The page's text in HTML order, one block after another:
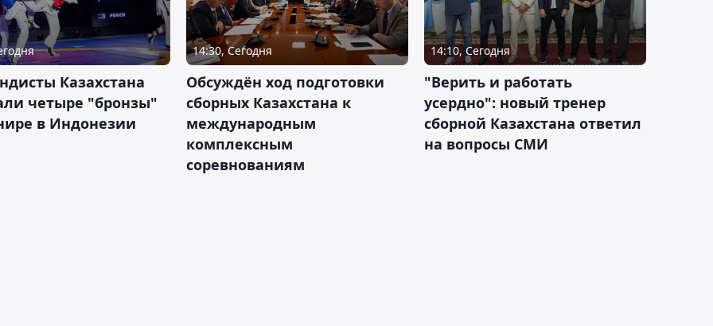
Казахстана
четыре "бронзы"
в Индонезии
14:30, Сегодня
Обсуждён ход подготовки
сборных Казахстана к
международным
комплексным
соревнованиям
14:10, Сегодня
"Верить и работать
усердно": новый тренер
сборной Казахстана ответил
на вопросы СМИ